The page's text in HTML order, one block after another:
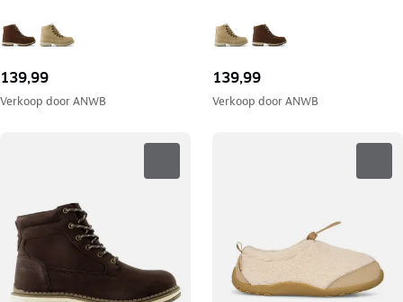
139,99
Verkoop doorANWB
139,99
Verkoop doorANWB